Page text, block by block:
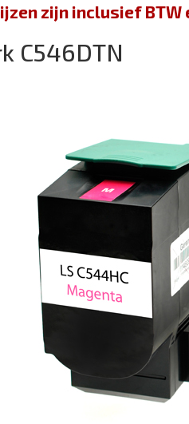
zijn inclusief
C546DTN